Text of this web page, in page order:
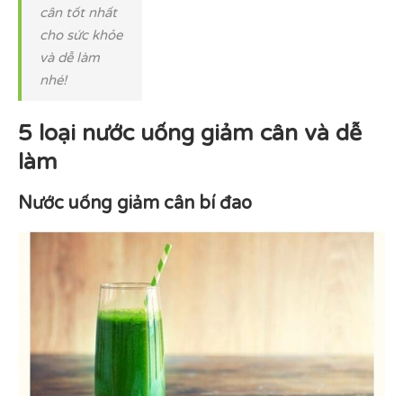
cân tốt nhất
cho sức khỏe
và dễ làm
nhé!
5 loại nước uống giảm cân và dễ
làm
Nước uống giảm cân bí đao